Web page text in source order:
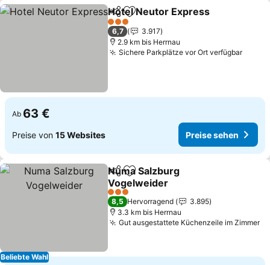
TeilenZu Favoriten hinzufügen
Hotel Neutor Express
3 Sterne
6,7
3.917
2.9 km bis Herrnau
Sichere Parkplätze vor Ort verfügbar
Ab 63 €
Preise von 15 Websites Preise sehen
Beliebte Wahl
TeilenZu Favoriten hinzufügen
Numa Salzburg
Vogelweider
Preise sehen
3 Sterne
8,5 Hervorragend
3.895
3.3 km bis Herrnau
Gut ausgestattete Küchenzeile im Zimmer